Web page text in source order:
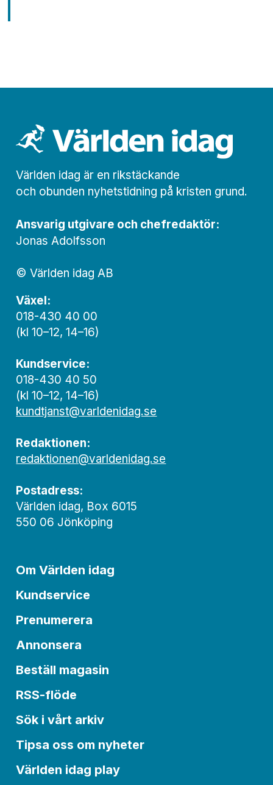
Världen idag är en rikstäckande
och obunden nyhets­­­tidning på kristen grund.
Ansvarig utgivare och chef­redaktör:
Jonas Adolfsson
© Världen idag AB
Växel:
018-430 40 00
(kl 10–12, 14–16)
Kundservice:
018-430 40 50
(kl 10–12, 14–16)
kundtjanst@varldenidag.se
Redaktionen:
redaktionen@varldenidag.se
Postadress:
Världen idag, Box 6015
550 06 Jönköping
Om Världen idag
Kundservice
Prenumerera
Annonsera
Beställ magasin
RSS-flöde
Sök i vårt arkiv
Tipsa oss om nyheter
Världen idag play